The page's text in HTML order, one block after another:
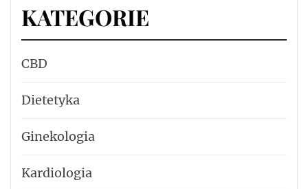
KATEGORIE
CBD
Dietetyka
Ginekologia
Kardiologia